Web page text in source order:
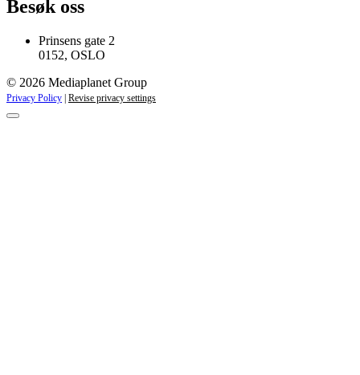
Besøk oss
Prinsens gate 2
0152, OSLO
© 2026 Mediaplanet Group
Privacy Policy | Revise privacy settings